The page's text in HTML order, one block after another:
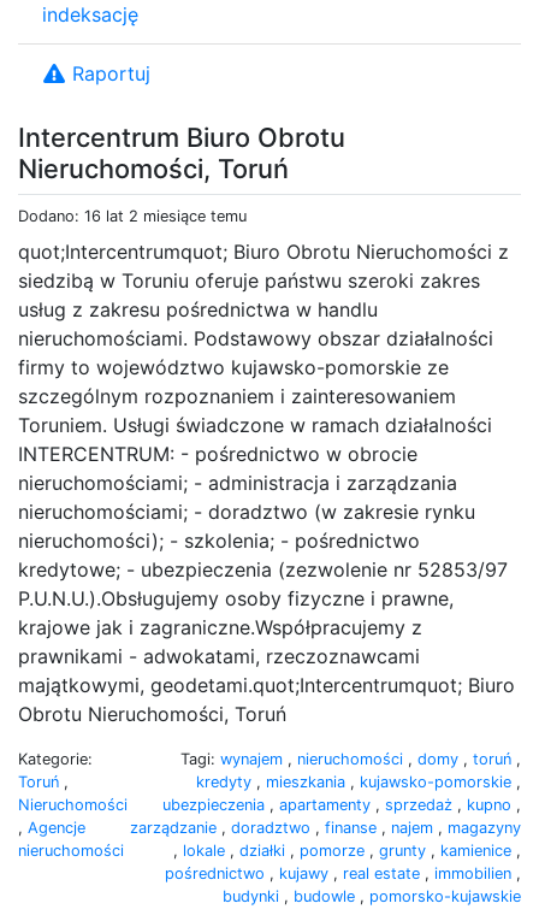
Intercentrum Biuro Obrotu
Nieruchomości, Toruń
Dodano: 16 lat 2 miesiące temu
quot;Intercentrumquot; Biuro Obrotu Nieruchomości z
siedzibą w Toruniu oferuje państwu szeroki zakres
usług z zakresu pośrednictwa w handlu
nieruchomościami. Podstawowy obszar działalności
firmy to województwo kujawsko-pomorskie ze
szczególnym rozpoznaniem i zainteresowaniem
Toruniem. Usługi świadczone w ramach działalności
INTERCENTRUM: - pośrednictwo w obrocie
nieruchomościami; - administracja i zarządzania
nieruchomościami; - doradztwo (w zakresie rynku
nieruchomości); - szkolenia; - pośrednictwo
kredytowe; - ubezpieczenia (zezwolenie nr 52853/97
P.U.N.U.).Obsługujemy osoby fizyczne i prawne,
krajowe jak i zagraniczne.Współpracujemy z
prawnikami - adwokatami, rzeczoznawcami
majątkowymi, geodetami.quot;Intercentrumquot; Biuro
Obrotu Nieruchomości, Toruń
Kategorie:
Toruń ,
Nieruchomości
, Agencje
nieruchomości
Tagi: wynajem , nieruchomości , domy , toruń ,
kredyty , mieszkania , kujawsko-pomorskie ,
ubezpieczenia , apartamenty , sprzedaż , kupno ,
zarządzanie , doradztwo , finanse , najem , magazyny
, lokale , działki , pomorze , grunty , kamienice ,
pośrednictwo , kujawy , real estate , immobilien ,
budynki , budowle , pomorsko-kujawskie
indeksację
Raportuj